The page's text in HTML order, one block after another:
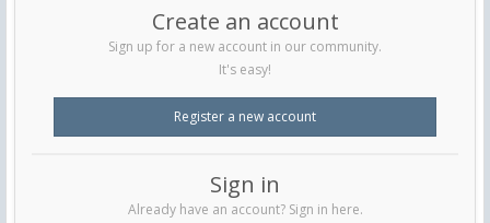
Create an account
Sign up for a new account in our community.
It's easy!
Register a new account
Sign in
Already have an account? Sign in here.